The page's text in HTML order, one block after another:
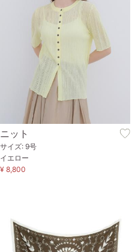
ニット
サイズ: 9号
イエロー
¥ 8,800